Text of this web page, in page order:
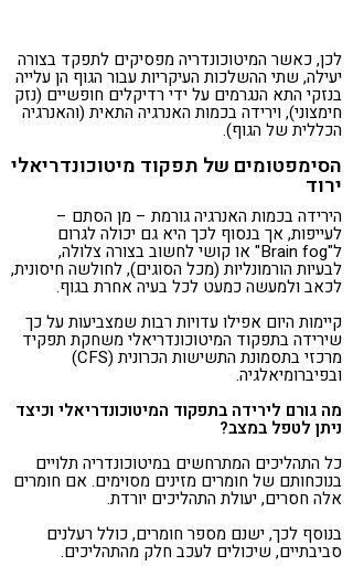
לכן, כאשר המיטוכונדריה מפסיקים לתפקד בצורה
יעילה, שתי ההשלכות העיקריות עבור הגוף הן עלייה
בנזקי התא הנגרמים על ידי רדיקלים חופשיים (נזק
חימצוני), וירידה בכמות האנרגיה התאית (והאנרגיה
הכללית של הגוף).
הסימפטומים של תפקוד מיטוכונדריאלי
ירוד
הירידה בכמות האנרגיה גורמת – מן הסתם –
לעייפות, אך בנסוף לכך היא גם יכולה לגרום
ל"Brain fog" או קושי לחשוב בצורה צלולה,
לבעיות הורמונליות (מכל הסוגים), לחולשה חיסונית,
לכאב ולמעשה כמעט לכל בעיה אחרת בגוף.
קיימות היום אפילו עדויות רבות שמצביעות על כך
שירידה בתפקוד המיטוכונדריאלי משחקת תפקיד
מרכזי בתסמונת התשישות הכרונית (CFS)
ובפיברומיאלגיה.
מה גורם לירידה בתפקוד המיטוכונדריאלי וכיצד
ניתן לטפל במצב?
כל התהליכים המתרחשים במיטוכונדריה תלויים
בנוכחותם של חומרים מזינים מסוימים. אם חומרים
אלה חסרים, יעולת התהליכים יורדת.
בנוסף לכך, ישנם מספר חומרים, כולל רעלנים
סביבתיים, שיכולים לעכב חלק מהתהליכים.